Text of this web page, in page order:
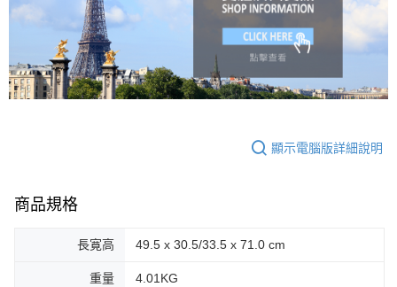
顯示電腦版詳細說明
商品規格
長寛高 49.5 x 30.5/33.5 x 71.0 cm
重量 4.01KG